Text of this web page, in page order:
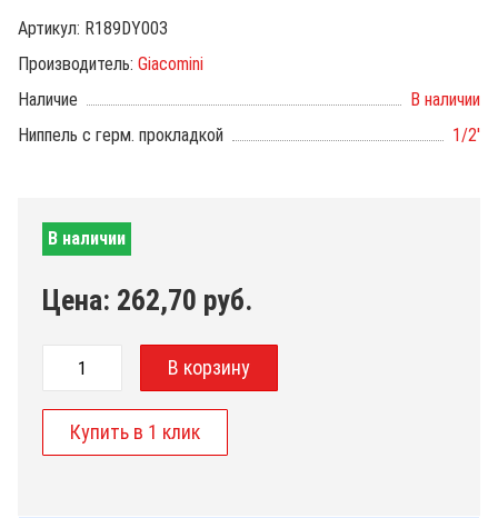
Артикул: R189DY003
Производитель: Giacomini
Наличие
В наличии
Ниппель с герм. прокладкой
1/2'
В наличии
Цена: 262,70 руб.